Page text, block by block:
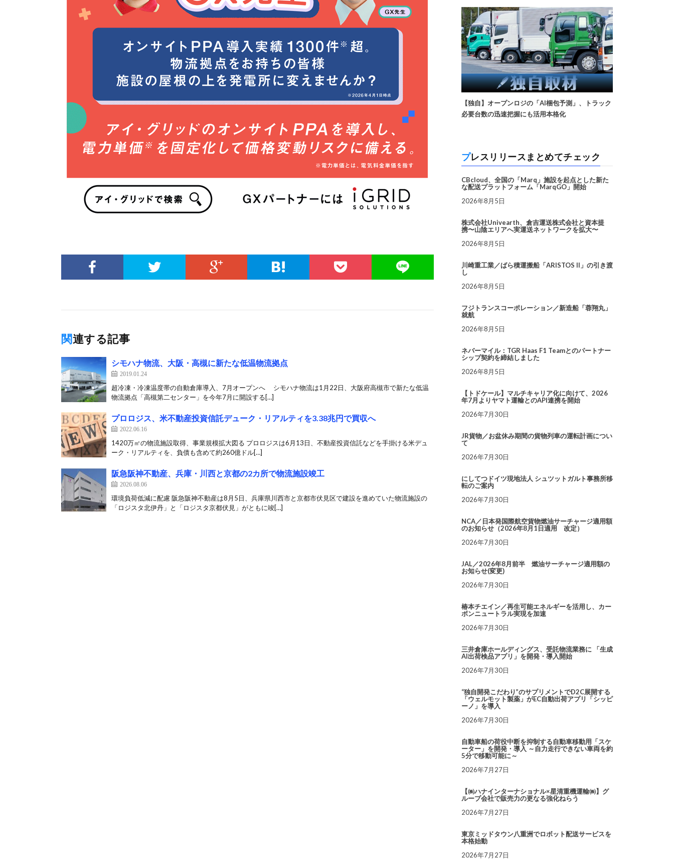
関連する記事
シモハナ物流、大阪・高槻に新たな低温物流拠点
2019.01.24
超冷凍・冷凍温度帯の自動倉庫導入、7月オープンへ シモハナ物流は1月22日、大阪府高槻市で新たな低温
物流拠点「高槻第二センター」を今年7月に開設する[…]
プロロジス、米不動産投資信託デューク・リアルティを3.38兆円で買収へ
2022.06.16
1420万㎡の物流施設取得、事業規模拡大図る プロロジスは6月13日、不動産投資信託などを手掛ける米デュ
ーク・リアルティを、負債も含めて約260億ドル[…]
阪急阪神不動産、兵庫・川西と京都の2カ所で物流施設竣工
2026.08.06
環境負荷低減に配慮 阪急阪神不動産は8月5日、兵庫県川西市と京都市伏見区で建設を進めていた物流施設の
「ロジスタ北伊丹」と「ロジスタ京都伏見」がともに竣[…]
【独自】オープンロジの「AI梱包予測」、トラック
必要台数の迅速把握にも活用本格化
プレスリリースまとめてチェック
CBcloud、全国の「Marq」施設を起点とした新た
な配送プラットフォーム「MarqGO」開始
2026年8月5日
株式会社Univearth、倉吉運送株式会社と資本提
携〜山陰エリアへ実運送ネットワークを拡大〜
2026年8月5日
川崎重工業／ばら積運搬船「ARISTOS II」の引き渡
し
2026年8月5日
フジトランスコーポレーション／新造船「蓉翔丸」
就航
2026年8月5日
ネバーマイル：TGR Haas F1 Teamとのパートナー
シップ契約を締結しました
2026年8月5日
【トドケール】マルチキャリア化に向けて、2026
年7月よりヤマト運輸とのAPI連携を開始
2026年7月30日
JR貨物／お盆休み期間の貨物列車の運転計画につい
て
2026年7月30日
にしてつドイツ現地法人 シュツットガルト事務所移
転のご案内
2026年7月30日
NCA／日本発国際航空貨物燃油サーチャージ適用額
のお知らせ（2026年8月1日適用 改定）
2026年7月30日
JAL／2026年8月前半 燃油サーチャージ適用額の
お知らせ(変更)
2026年7月30日
椿本チエイン／再生可能エネルギーを活用し、カー
ボンニュートラル実現を加速
2026年7月30日
三井倉庫ホールディングス、受託物流業務に 「生成
AI出荷検品アプリ」を開発・導入開始
2026年7月30日
“独自開発こだわり”のサプリメントでD2C展開する
「ウェルモット製薬」がEC自動出荷アプリ「シッピ
ーノ」を導入
2026年7月30日
自動車船の荷役中断を抑制する自動車移動用「スケ
ーター」を開発・導入 ～自力走行できない車両を約
5分で移動可能に～
2026年7月27日
【㈱ハナインターナショナル×星清重機運輸㈱】グ
ループ会社で販売力の更なる強化ねらう
2026年7月27日
東京ミッドタウン八重洲でロボット配送サービスを
本格始動
2026年7月27日